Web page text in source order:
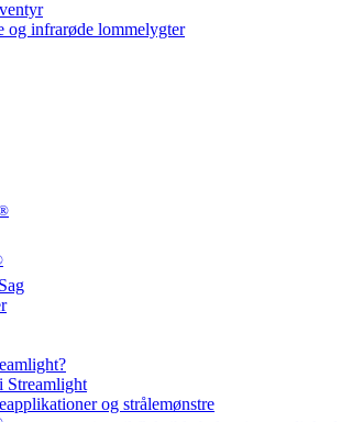
og infrarøde lommelygter
Streamlight
og strålemønstre